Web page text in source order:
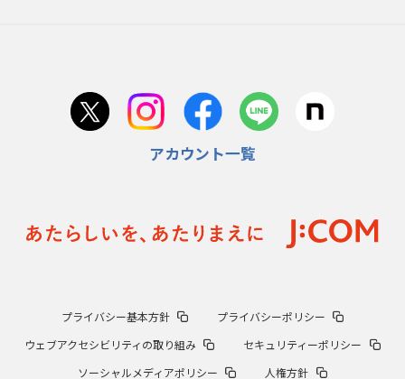
アカウント一覧
プライバシー基本方針
プライバシーポリシー
ウェブアクセシビリティの取り組み
セキュリティーポリシー
ソーシャルメディアポリシー
人権方針